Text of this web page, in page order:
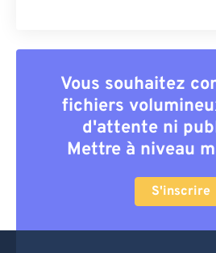
Vous souhaitez
fichiers
d'attente ni
Mettre à niveau
S'inscrire